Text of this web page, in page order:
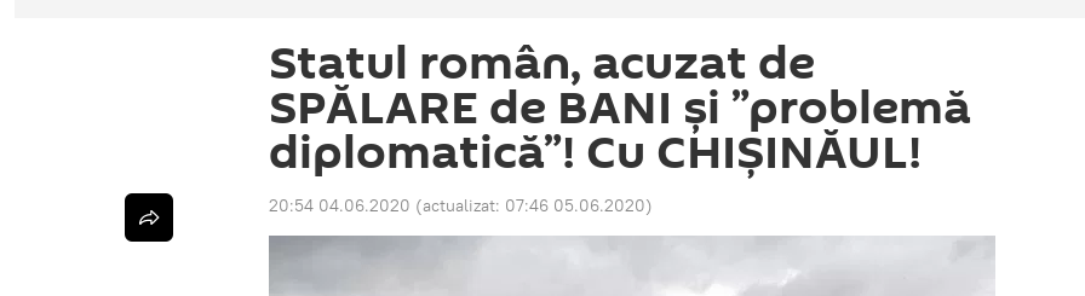
Statul român, acuzat de
SPĂLARE de BANI și ”problemă
diplomatică”! Cu CHIȘINĂUL!
20:54 04.06.2020 (actualizat: 07:46 05.06.2020)